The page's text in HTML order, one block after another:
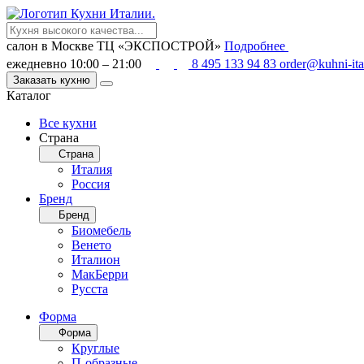
салон в Москве ТЦ «ЭКСПОСТРОЙ» Подробнее
ежедневно 10:00 – 21:00
8 495 133 94 83 order@kuhni-
Заказать кухню
Каталог
Все кухни
Страна
Страна
Италия
Россия
Бренд
Бренд
Биомебель
Венето
Италион
МакБерри
Русста
Форма
Форма
Круглые